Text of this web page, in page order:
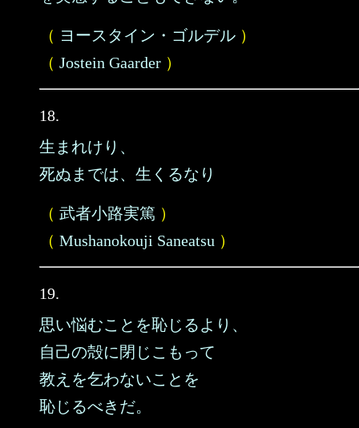
（ ヨースタイン・ゴルデル ）
（ Jostein Gaarder ）
18.
生まれけり、
死ぬまでは、生くるなり
（ 武者小路実篤 ）
（ Mushanokouji Saneatsu ）
19.
思い悩むことを恥じるより、
自己の殻に閉じこもって
教えを乞わないことを
恥じるべきだ。